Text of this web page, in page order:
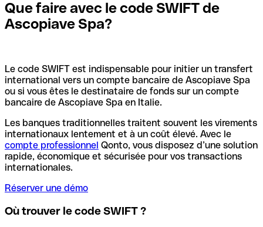
Que faire avec le code SWIFT de
Ascopiave Spa?
Le code SWIFT est indispensable pour initier un transfert
international vers un compte bancaire de Ascopiave Spa
ou si vous êtes le destinataire de fonds sur un compte
bancaire de Ascopiave Spa en Italie.
Les banques traditionnelles traitent souvent les virements
internationaux lentement et à un coût élevé. Avec le
compte professionnel Qonto, vous disposez d’une solution
rapide, économique et sécurisée pour vos transactions
internationales.
Réserver une démo
Où trouver le code SWIFT ?